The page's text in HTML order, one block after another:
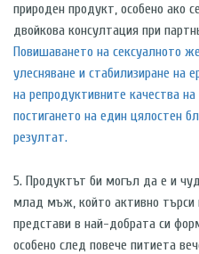
природен продукт, особено ако
двойкова консултация при
Повишаването на сексуалното
улесняване и стабилизиране на
на репродуктивните качества
постигането на един цялостен
резултат.
5. Продуктът би могъл да е и
млад мъж, който активно
представи в най-добрата си
особено след повече питиета